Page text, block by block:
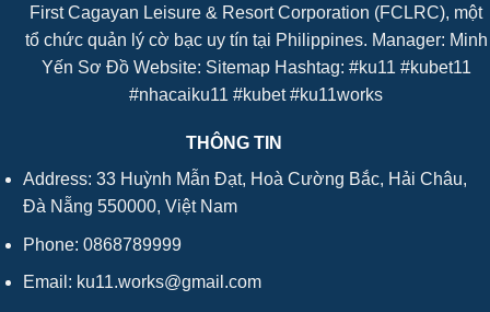
First Cagayan Leisure & Resort Corporation (FCLRC), một
tổ chức quản lý cờ bạc uy tín tại Philippines. Manager: Minh
Yến Sơ Đồ Website: Sitemap Hashtag: #ku11 #kubet11
#nhacaiku11 #kubet #ku11works
THÔNG TIN
Address: 33 Huỳnh Mẫn Đạt, Hoà Cường Bắc, Hải Châu,
Đà Nẵng 550000, Việt Nam
Phone: 0868789999
Email: ku11.works@gmail.com